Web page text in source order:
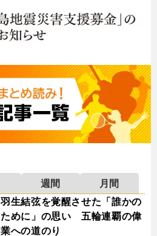
週間
月間
羽生結弦を覚醒させた「誰かの
ために」の思い 五輪連覇の偉
業への道のり